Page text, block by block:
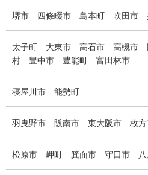
堺市 四條畷市 島本町 吹田市
太子町 大東市 高石市 高槻市
村
豊中市 豊能町 富田林市
寝屋川市 能勢町
羽曳野市 阪南市 東大阪市 枚
松原市 岬町 箕面市 守口市